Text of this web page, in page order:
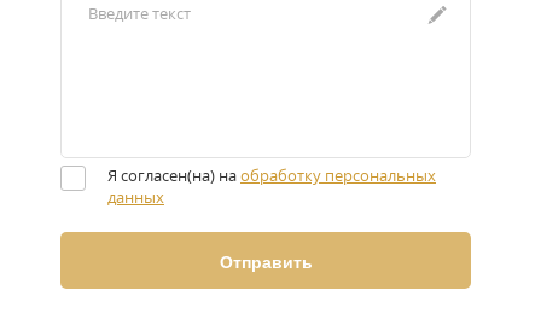
Я согласен(на) наобработку персональных
данных